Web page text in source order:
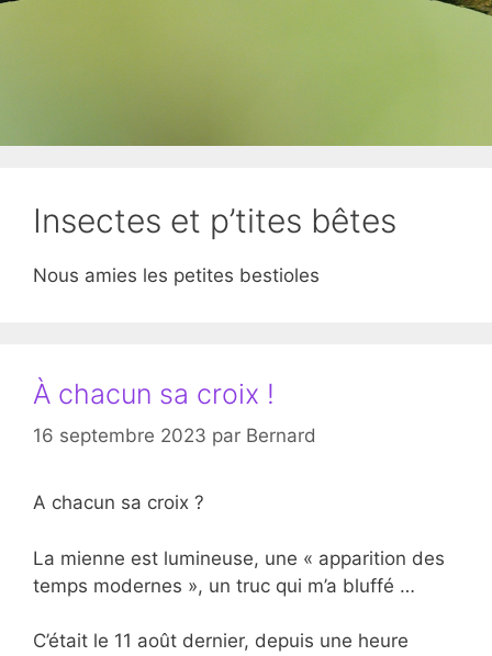
Insectes et p’tites bêtes
Nous amies les petites bestioles
À chacun sa croix !
16 septembre 2023 par Bernard
A chacun sa croix ?
La mienne est lumineuse, une « apparition des
temps modernes », un truc qui m’a bluffé …
C’était le 11 août dernier, depuis une heure